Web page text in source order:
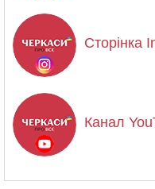
Сторінка
Канал